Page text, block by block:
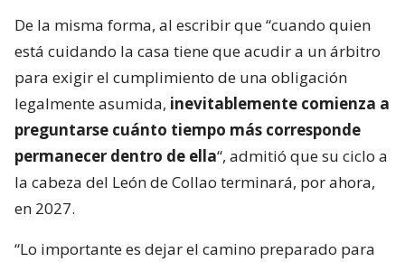
De la misma forma, al escribir que “cuando quien
está cuidando la casa tiene que acudir a un árbitro
para exigir el cumplimiento de una obligación
legalmente asumida, inevitablemente comienza a
preguntarse cuánto tiempo más corresponde
permanecer dentro de ella“, admitió que su ciclo a
la cabeza del León de Collao terminará, por ahora,
en 2027.
“Lo importante es dejar el camino preparado para